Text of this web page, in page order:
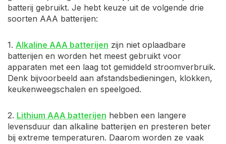
batterij gebruikt. Je hebt keuze uit de volgende drie
soorten AAA batterijen:
1. Alkaline AAA batterijen zijn niet oplaadbare
batterijen en worden het meest gebruikt voor
apparaten met een laag tot gemiddeld stroomverbruik.
Denk bijvoorbeeld aan afstandsbedieningen, klokken,
keukenweegschalen en speelgoed.
2. Lithium AAA batterijen hebben een langere
levensduur dan alkaline batterijen en presteren beter
bij extreme temperaturen. Daarom worden ze vaak